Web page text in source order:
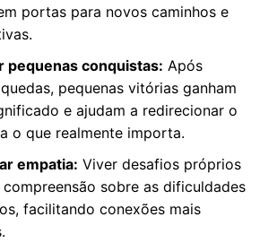
portas para novos caminhos e
pequenas conquistas: Após
pequenas vitórias ganham
e ajudam a redirecionar o
o que realmente importa.
empatia: Viver desafios próprios
sobre as dificuldades
facilitando conexões mais